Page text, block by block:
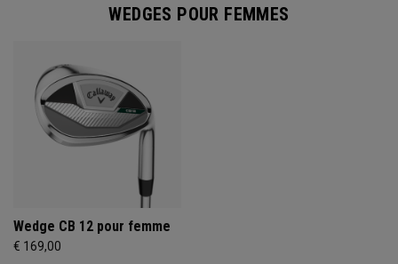
WEDGES POUR FEMMES
Wedge CB 12 pour femme
€ 169,00